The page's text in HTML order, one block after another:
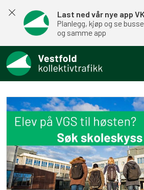
Last ned vår nye app
Planlegg, kjøp og se
og samme app